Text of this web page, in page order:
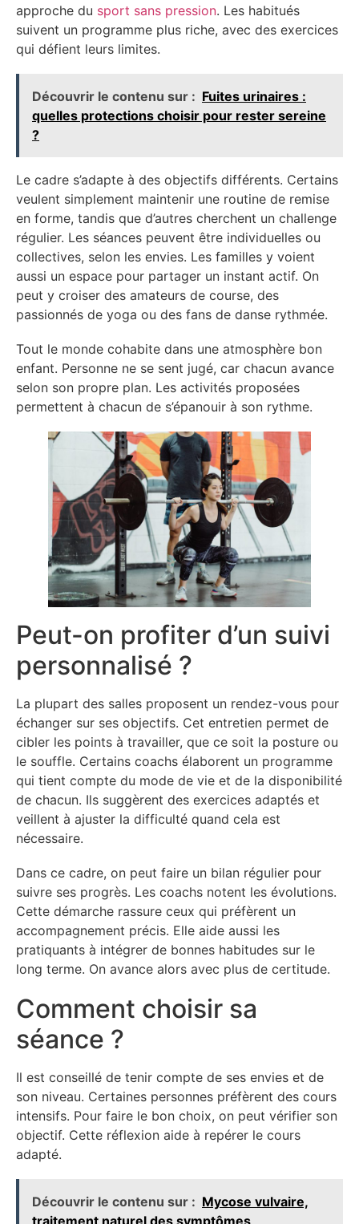
approche du sport sans pression. Les habitués
suivent un programme plus riche, avec des exercices
qui défient leurs limites.
Découvrir le contenu sur : Fuites urinaires :
quelles protections choisir pour rester sereine
?
Le cadre s’adapte à des objectifs différents. Certains
veulent simplement maintenir une routine de remise
en forme, tandis que d’autres cherchent un challenge
régulier. Les séances peuvent être individuelles ou
collectives, selon les envies. Les familles y voient
aussi un espace pour partager un instant actif. On
peut y croiser des amateurs de course, des
passionnés de yoga ou des fans de danse rythmée.
Tout le monde cohabite dans une atmosphère bon
enfant. Personne ne se sent jugé, car chacun avance
selon son propre plan. Les activités proposées
permettent à chacun de s’épanouir à son rythme.
Peut-on profiter d’un suivi
personnalisé ?
La plupart des salles proposent un rendez-vous pour
échanger sur ses objectifs. Cet entretien permet de
cibler les points à travailler, que ce soit la posture ou
le souffle. Certains coachs élaborent un programme
qui tient compte du mode de vie et de la disponibilité
de chacun. Ils suggèrent des exercices adaptés et
veillent à ajuster la difficulté quand cela est
nécessaire.
Dans ce cadre, on peut faire un bilan régulier pour
suivre ses progrès. Les coachs notent les évolutions.
Cette démarche rassure ceux qui préfèrent un
accompagnement précis. Elle aide aussi les
pratiquants à intégrer de bonnes habitudes sur le
long terme. On avance alors avec plus de certitude.
Comment choisir sa
séance ?
Il est conseillé de tenir compte de ses envies et de
son niveau. Certaines personnes préfèrent des cours
intensifs. Pour faire le bon choix, on peut vérifier son
objectif. Cette réflexion aide à repérer le cours
adapté.
Découvrir le contenu sur : Mycose vulvaire,